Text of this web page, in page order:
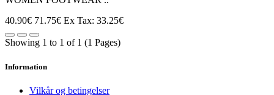
40.90€ 71.75€ Ex Tax: 33.25€
Showing 1 to 1 of 1 (1 Pages)
Information
Vilkår og betingelser